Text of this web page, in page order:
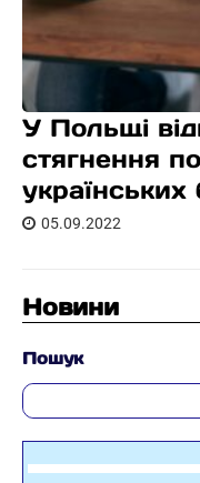
У Польщі
стягнення
українських
05.09.2022
Новини
Пошук